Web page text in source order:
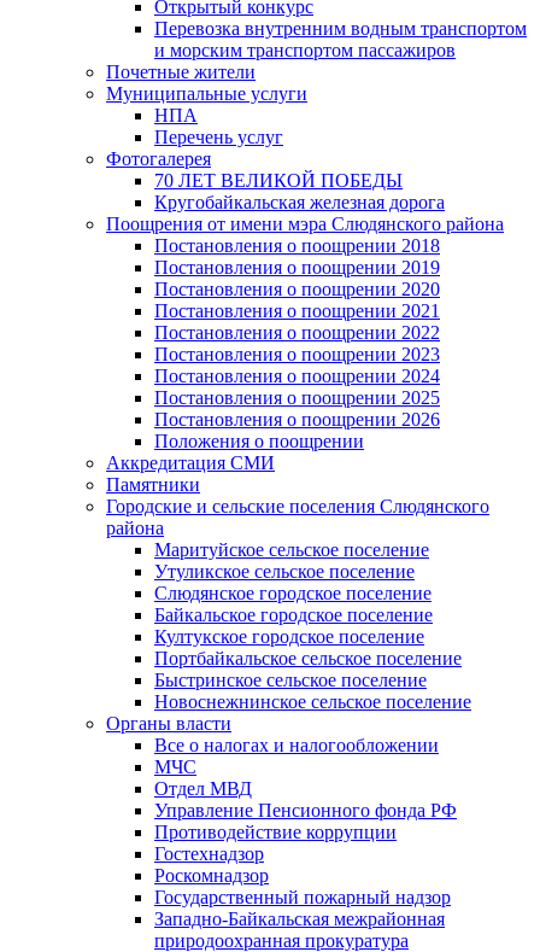
Открытый конкурс
Перевозка внутренним водным транспортом
и морским транспортом пассажиров
Почетные жители
Муниципальные услуги
НПА
Перечень услуг
Фотогалерея
70 ЛЕТ ВЕЛИКОЙ ПОБЕДЫ
Кругобайкальская железная дорога
Поощрения от имени мэра Слюдянского района
Постановления о поощрении 2018
Постановления о поощрении 2019
Постановления о поощрении 2020
Постановления о поощрении 2021
Постановления о поощрении 2022
Постановления о поощрении 2023
Постановления о поощрении 2024
Постановления о поощрении 2025
Постановления о поощрении 2026
Положения о поощрении
Аккредитация СМИ
Памятники
Городские и сельские поселения Слюдянского
района
Маритуйское сельское поселение
Утуликское сельское поселение
Слюдянское городское поселение
Байкальское городское поселение
Култукское городское поселение
Портбайкальское сельское поселение
Быстринское сельское поселение
Новоснежнинское сельское поселение
Органы власти
Все о налогах и налогообложении
МЧС
Отдел МВД
Управление Пенсионного фонда РФ
Противодействие коррупции
Гостехнадзор
Роскомнадзор
Государственный пожарный надзор
Западно-Байкальская межрайонная
природоохранная прокуратура